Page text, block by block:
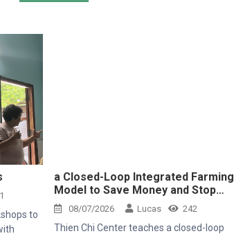
to
a Closed-Loop Integrated Farming
Model to Save Money and Stop
Farm Waste
08/07/2026 Lucas 242
Thien Chi Center teaches a closed-loop